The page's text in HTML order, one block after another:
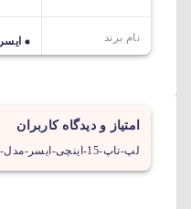
نام برند ایسر
امتیاز و دیدگاه کاربران
لپ-تاپ-15-اینچی-ایسر-مدل-aspire-3-a315-34-c6j8